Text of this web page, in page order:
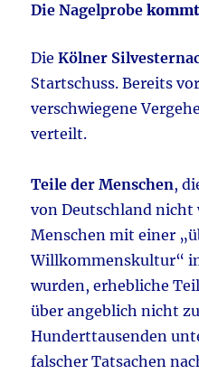
Die Nagelprobe
DieKölner
Startschuss. Bereits
verschwiegene
verteilt.
Teile der Menschen,
von Deutschland nicht
Menschen mit einer
Willkommenskultur“
wurden, erhebliche
über angeblich nicht
Hunderttausenden
falscher Tatsachen